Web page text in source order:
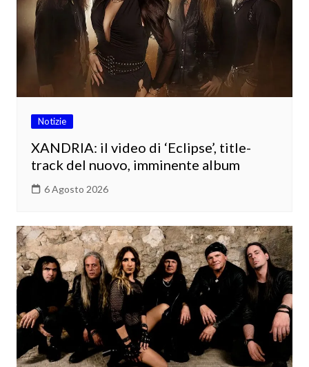
Notizie
XANDRIA: il video di ‘Eclipse’, title-
track del nuovo, imminente album
6 Agosto 2026